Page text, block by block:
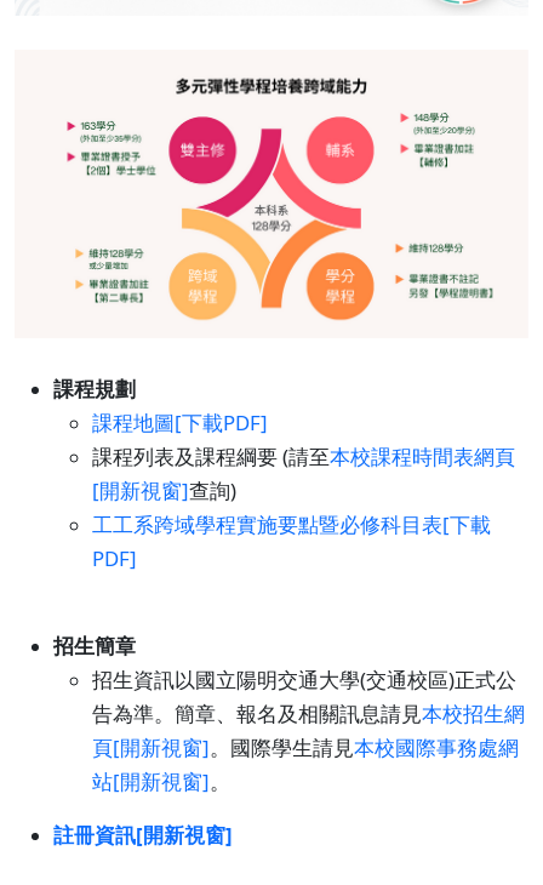
課程規劃
課程地圖[下載PDF]
課程列表及課程綱要 (請至本校課程時間表網頁
[開新視窗]查詢)
工工系跨域學程實施要點暨必修科目表[下載
PDF]
招生簡章
招生資訊以國立陽明交通大學(交通校區)正式公
告為準。簡章、報名及相關訊息請見本校招生網
頁[開新視窗]。國際學生請見本校國際事務處網
站[開新視窗]。
註冊資訊[開新視窗]